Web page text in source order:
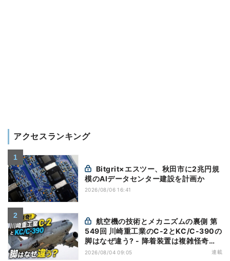
アクセスランキング
模のAIデータセンター建設を計画か
2026/08/06 16:41
549回 川崎重工業のC-2とKC/C-390の
脚はなぜ違う? - 降着装置は複雑怪奇
(5)|軍用輸送機(10)
2026/08/04 09:05 連載